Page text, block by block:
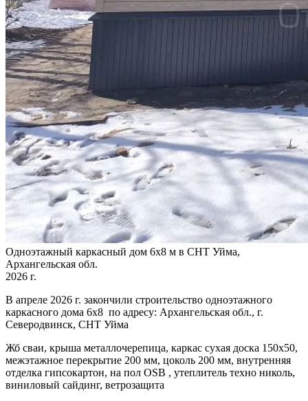
Одноэтажный каркасный дом 6х8 м в СНТ Уйма,
Архангельская обл.
2026 г.
В апреле 2026 г. закончили строительство одноэтажного
каркасного дома 6х8 по адресу: Архангельская обл., г.
Северодвинск, СНТ Уйма
Жб сваи, крыша металлочерепица, каркас сухая доска 150х50,
межэтажное перекрытие 200 мм, цоколь 200 мм, внутренняя
отделка гипсокартон, на пол OSB , утеплитель техно николь,
виниловый сайдинг, ветрозащита